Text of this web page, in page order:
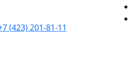
(423) 201-81-11